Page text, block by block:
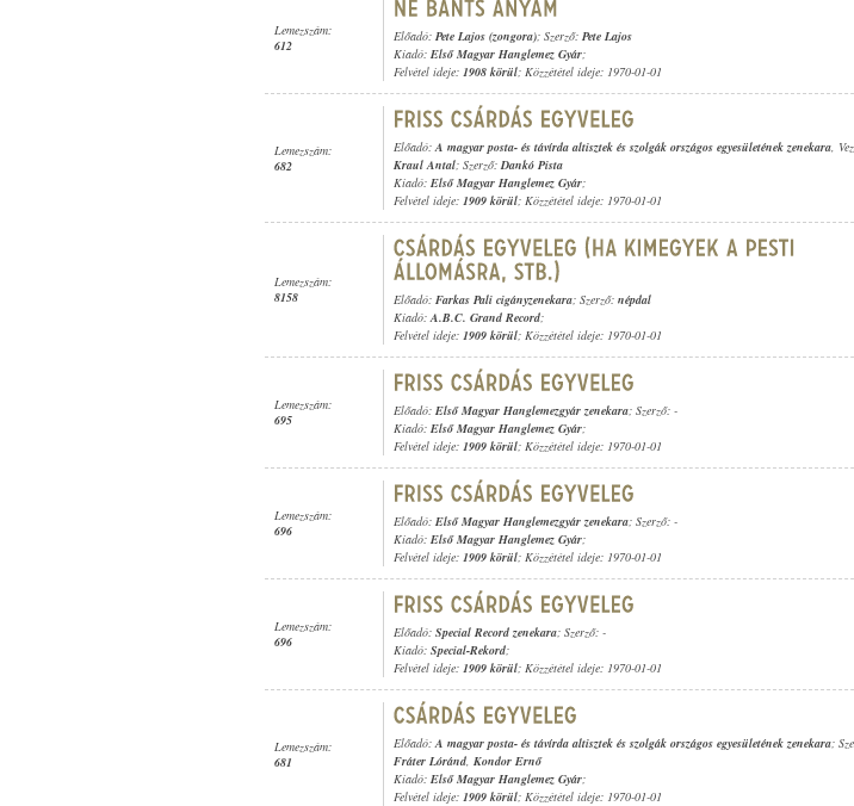
Lemezszám:
612
Előadó: Pete Lajos (zongora); Szerző: Pete Lajos
Kiadó: Első Magyar Hanglemez Gyár;
Felvétel ideje: 1908 körül; Közzététel ideje: 1970-01-01
Lemezszám:
682
Előadó:A magyar posta- és távírda altisztek és szolgák országos egyesületének zenekara,
Kraul Antal; Szerző:Dankó Pista
Kiadó: Első Magyar Hanglemez Gyár;
Felvétel ideje: 1909 körül; Közzététel ideje: 1970-01-01
Lemezszám:
8158
Előadó: Farkas Pali cigányzenekara; Szerző: népdal
Kiadó:A.B.C. Grand Record;
Felvétel ideje: 1909 körül; Közzététel ideje: 1970-01-01
Lemezszám:
695
Előadó: Első Magyar Hanglemezgyár zenekara; Szerző: -
Kiadó: Első Magyar Hanglemez Gyár;
Felvétel ideje: 1909 körül; Közzététel ideje: 1970-01-01
Lemezszám:
696
Előadó: Első Magyar Hanglemezgyár zenekara; Szerző: -
Kiadó: Első Magyar Hanglemez Gyár;
Felvétel ideje: 1909 körül; Közzététel ideje: 1970-01-01
Lemezszám:
696
Előadó: Special Record zenekara; Szerző: -
Kiadó: Special-Rekord;
Felvétel ideje: 1909 körül; Közzététel ideje: 1970-01-01
Lemezszám:
681
Előadó:A magyar posta- és távírda altisztek és szolgák országos egyesületének zenekara;
Fráter Lóránd, Kondor Ernő
Kiadó: Első Magyar Hanglemez Gyár;
Felvétel ideje: 1909 körül; Közzététel ideje: 1970-01-01